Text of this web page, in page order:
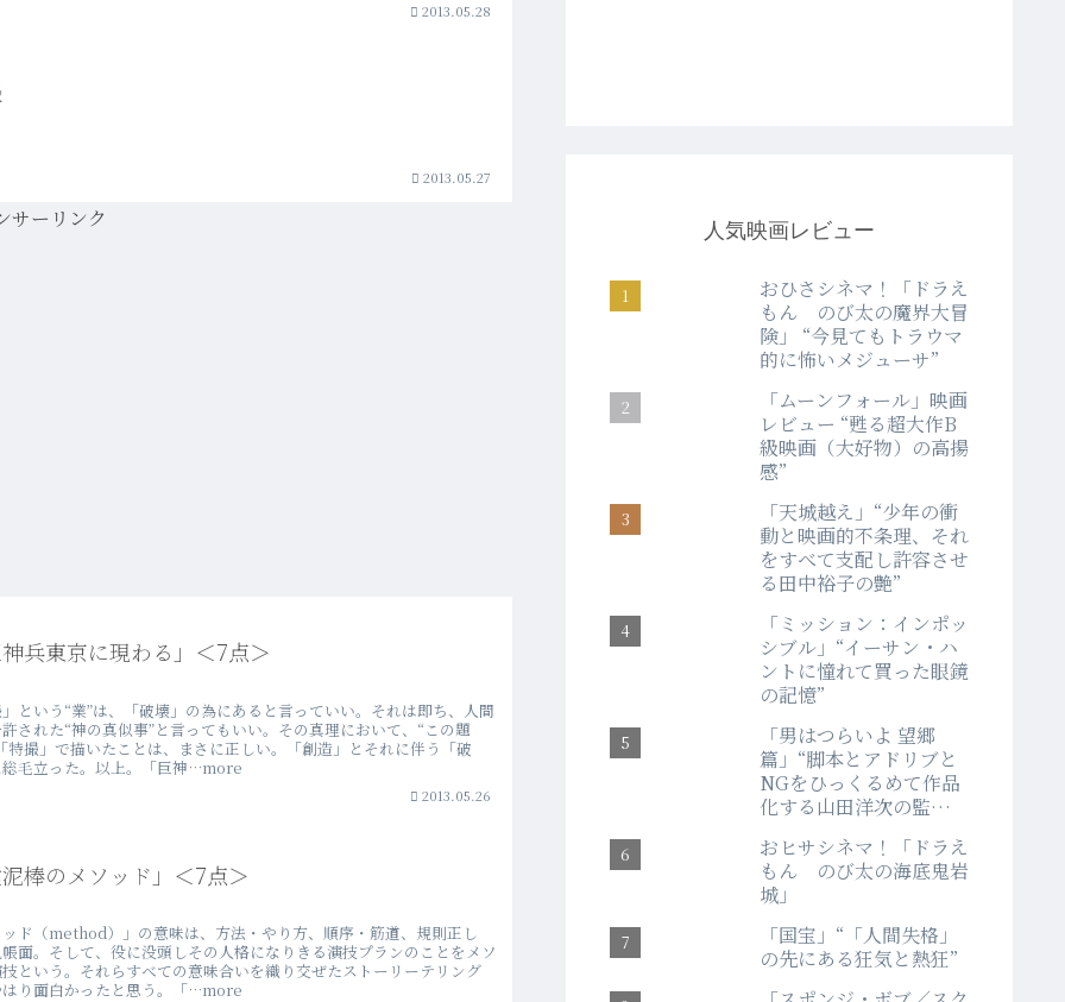
2013.05.28
2013.05.27
サーリンク
兵東京に現わる」＜7点＞
という“業”は、「破壊」の為にあると言っていい。それは即ち、人間
された“神の真似事”と言ってもいい。その真理において、“この題
特撮」で描いたことは、まさに正しい。「創造」とそれに伴う「破
毛立った。以上。「巨神…more
2013.05.26
棒のメソッド」＜7点＞
ド（method）」の意味は、方法・やり方、順序・筋道、規則正し
面。そして、役に没頭しその人格になりきる演技プランのことをメソ
という。それらすべての意味合いを織り交ぜたストーリーテリング
り面白かったと思う。「…more
人気映画レビュー
おひさシネマ！「ドラえ
もん のび太の魔界大冒
険」 “今見てもトラウマ
的に怖いメジューサ”
「ムーンフォール」映画
レビュー “甦る超大作B
級映画（大好物）の高揚
感”
「天城越え」“少年の衝
動と映画的不条理、それ
をすべて支配し許容させ
る田中裕子の艶”
「ミッション：インポッ
シブル」“イーサン・ハ
ントに憧れて買った眼鏡
の記憶”
「男はつらいよ 望郷
篇」“脚本とアドリブと
NGをひっくるめて作品
化する山田洋次の監督
おヒサシネマ！「ドラえ
もん のび太の海底鬼岩
城」
「国宝」“「人間失格」
の先にある狂気と熱狂”